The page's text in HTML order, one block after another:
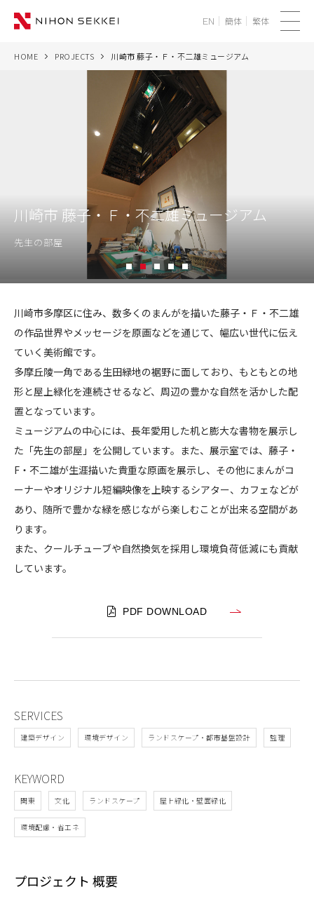
NEWS
CORPORATE
RECRUIT
CONTACT
コンプライアンスポリシー プライバシーポリシー ご利用規約
EN 簡体 繁体
HOME PROJECTS 川崎市 藤子・Ｆ・不二雄ミュージアム
川崎市 藤子・Ｆ・不二雄ミュージアム
先生の部屋
1 2 3 4 5
川崎市多摩区に住み、数多くのまんがを描いた藤子・Ｆ・不二雄
の作品世界やメッセージを原画などを通じて、幅広い世代に伝え
ていく美術館です。
多摩丘陵一角である生田緑地の裾野に面しており、もともとの地
形と屋上緑化を連続させるなど、周辺の豊かな自然を活かした配
置となっています。
ミュージアムの中心には、長年愛用した机と膨大な書物を展示し
た「先生の部屋」を公開しています。また、展示室では、藤子・
F・不二雄が生涯描いた貴重な原画を展示し、その他にまんがコ
ーナーやオリジナル短編映像を上映するシアター、カフェなどが
あり、随所で豊かな緑を感じながら楽しむことが出来る空間があ
ります。
また、クールチューブや自然換気を採用し環境負荷低減にも貢献
しています。
PDF DOWNLOAD
SERVICES
建築デザイン 環境デザイン ランドスケープ・都市基盤設計 監理
KEYWORD
関東 文化 ランドスケープ 屋上緑化・壁面緑化
環境配慮・省エネ
プロジェクト 概要